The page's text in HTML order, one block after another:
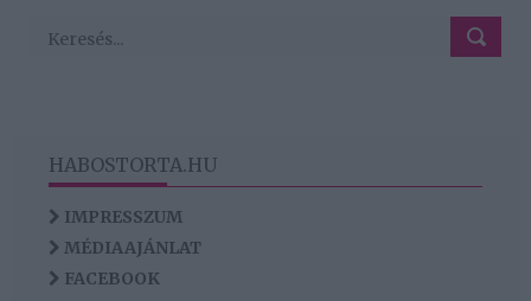
HABOSTORTA.HU
IMPRESSZUM
MÉDIAAJÁNLAT
FACEBOOK